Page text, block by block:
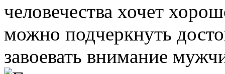
человечества хочет
можно подчеркнуть
завоевать внимание